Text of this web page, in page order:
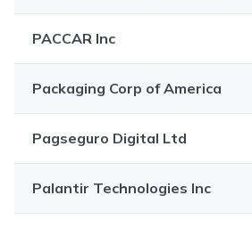
PACCAR Inc
Packaging Corp of America
Pagseguro Digital Ltd
Palantir Technologies Inc